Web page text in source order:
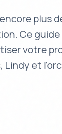
plus
Ce
votre
Lindy et